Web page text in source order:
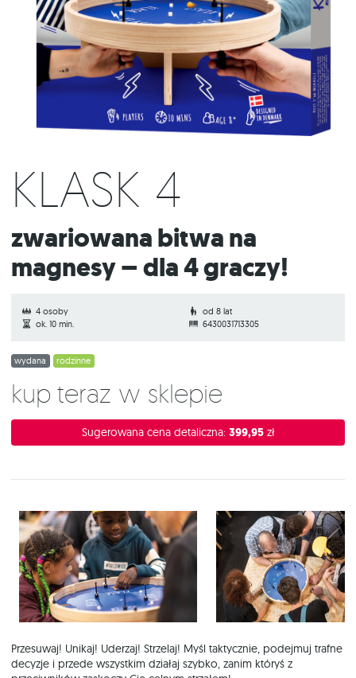
KLASK 4
Zwariowana bitwa na
magnesy – dla 4 graczy!
4 osoby
od 8 lat
ok. 10 min.
6430031713305
wydana rodzinne
Kup teraz w sklepie
Sugerowana cena detaliczna: 399,95 zł
Przesuwaj! Unikaj! Uderzaj! Strzelaj! Myśl taktycznie, podejmuj trafne
decyzje i przede wszystkim działaj szybko, zanim któryś z